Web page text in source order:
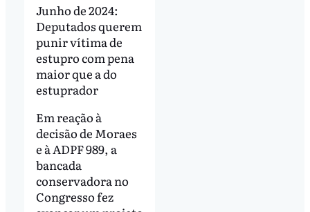
Junho de 2024:
Deputados querem
punir vítima de
estupro com pena
maior que a do
estuprador
Em reação à
decisão de Moraes
e à ADPF 989, a
bancada
conservadora no
Congresso fez